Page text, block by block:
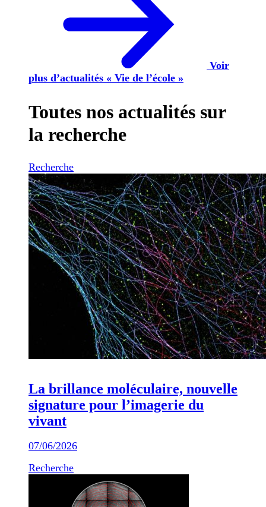
Voir
plus d’actualités « Vie de l’école »
Toutes nos actualités sur
la recherche
Recherche
La brillance moléculaire, nouvelle
signature pour l’imagerie du
vivant
07/06/2026
Recherche